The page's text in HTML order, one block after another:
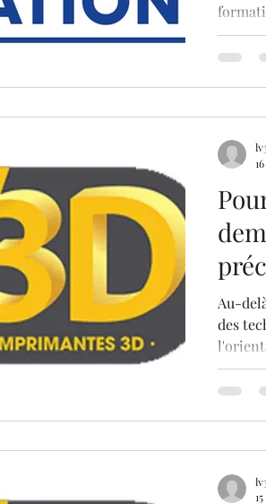
en
tarif
Au-
des
(stair-
pièces